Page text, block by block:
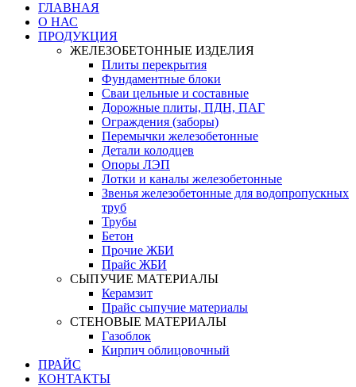
ГЛАВНАЯ
О НАС
ПРОДУКЦИЯ
ЖЕЛЕЗОБЕТОННЫЕ ИЗДЕЛИЯ
Плиты перекрытия
Фундаментные блоки
Сваи цельные и составные
Дорожные плиты, ПДН, ПАГ
Ограждения (заборы)
Перемычки железобетонные
Детали колодцев
Опоры ЛЭП
Лотки и каналы железобетонные
Звенья железобетонные для водопропускных
труб
Трубы
Бетон
Прочие ЖБИ
Прайс ЖБИ
СЫПУЧИЕ МАТЕРИАЛЫ
Керамзит
Прайс сыпучие материалы
СТЕНОВЫЕ МАТЕРИАЛЫ
Газоблок
Кирпич облицовочный
ПРАЙС
КОНТАКТЫ